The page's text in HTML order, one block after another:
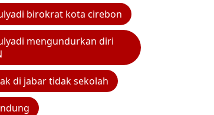
birokrat kota cirebon
mengundurkan diri
di jabar tidak sekolah